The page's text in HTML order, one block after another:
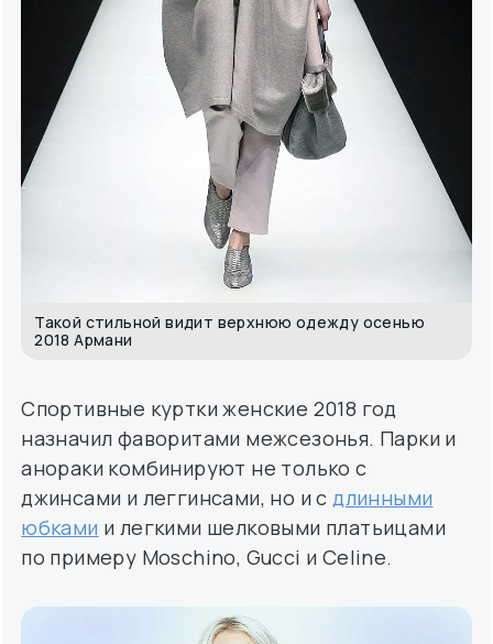
Такой стильной видит верхнюю одежду осенью
2018 Армани
Спортивные куртки женские 2018 год
назначил фаворитами межсезонья. Парки и
анораки комбинируют не только с
джинсами и леггинсами, но и сдлинными
юбками и легкими шелковыми платьицами
по примеру Moschino, Gucci и Celine.